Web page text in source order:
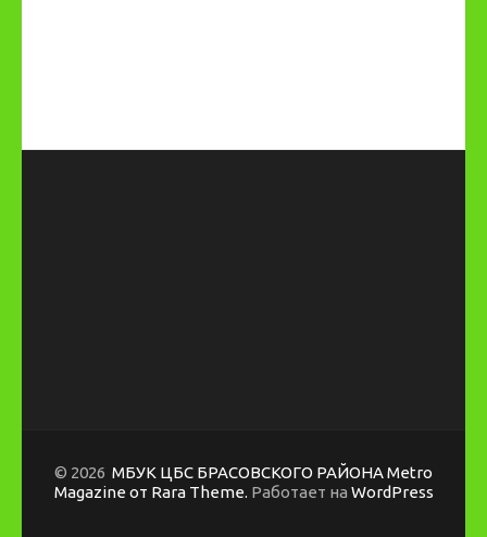
© 2026 МБУК ЦБС БРАСОВСКОГО РАЙОНАMetro
Magazine от Rara Theme. Работает на WordPress